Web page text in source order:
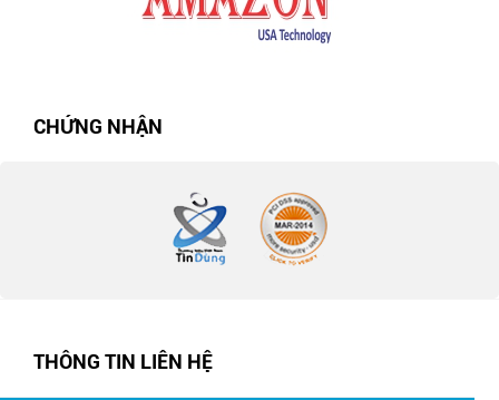
CHỨNG NHẬN
THÔNG TIN LIÊN HỆ